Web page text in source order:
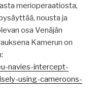
merioperaatiosta,
nousta ja
osa Venäjän
Kamerun on
navies-intercept-
using-cameroons-